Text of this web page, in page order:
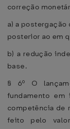
correção
a) a
posterior ao em
b) a redução
base.
§ 6º O
fundamento em
competência de
feito pelo